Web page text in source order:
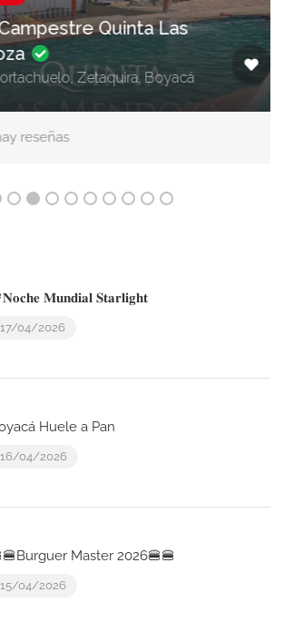
Quinta Las
Zetaquira, Boyacá
𝐌𝐮𝐧𝐝𝐢𝐚𝐥 𝐒𝐭𝐚𝐫𝐥𝐢𝐠𝐡𝐭
17/04/2026
Huele a Pan
16/04/2026
Master 2026🍔🍔
15/04/2026